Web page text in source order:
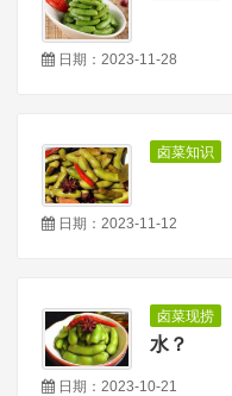
日期：2023-11-28
卤菜知识
日期：2023-11-12
卤菜现捞
水？
日期：2023-10-21